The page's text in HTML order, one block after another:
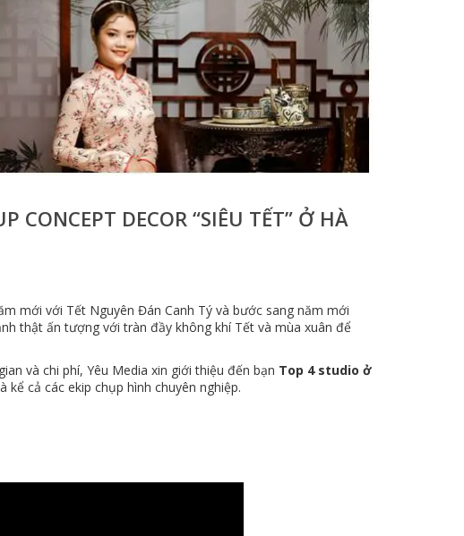
CONCEPT DECOR “SIÊU TẾT” Ở HÀ
mới với Tết Nguyên Đán Canh Tý và bước sang năm mới
thật ấn tượng với tràn đầy không khí Tết và mùa xuân để
và chi phí, Yêu Media xin giới thiệu đến bạn Top 4 studio ở
kể cả các ekip chụp hình chuyên nghiệp.